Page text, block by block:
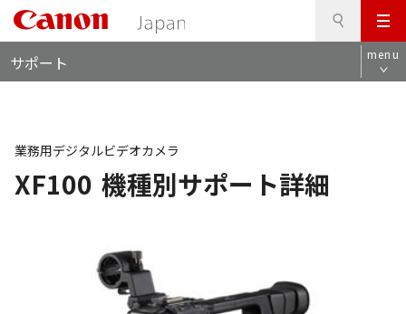
メ
ニ
ュ
サポート menu
XF100 機種別サポート詳細
業務用デジタルビデオカメラ